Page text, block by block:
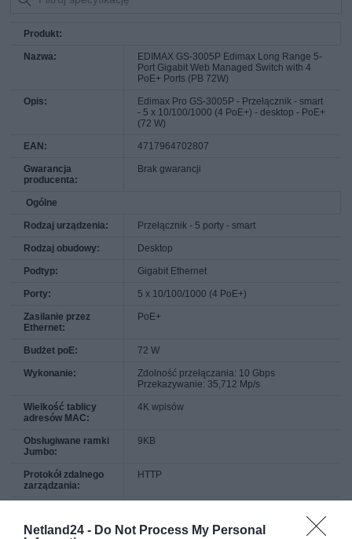
Netland24 - Do Not Process My Personal
Produkt:
Nazwa:
EDIMAX GS-3005P Edimax Long Range 5-
Port Gigabit Web Managed Switch with 4
PoE+ Ports (PB 72W)
Opis:
Edimax Pro GS-3005P - Przełącznik - smart
- 5 x 10/100/1000 (4 PoE+) - desktop - PoE+
(72 W)
EAN: 4717964702807
Gwarancja
producenta:
Brak gwarancji
Ogólne
Rodzaj urządzenia: Przełącznik - 5 porty - smart
Rodzaj obudowy: Desktop
Podtyp: Gigabit Ethernet
Porty: 5 x 10/100/1000 (4 PoE+)
Zasilanie przez
Ethernet:
PoE+
Budżet poE: 72 W
Wykonanie:
Zdolność przełączania: 10 Gbps
Przekazywanie: 35,712 Mp/s
Wielkość tablicy
adresów MAC:
4K wpisów
Obsługiwane ramki
Jumbo:
9KB
Protokół zdalnego
zarządzania:
HTTP
nasłuchiwanie IGMP, zapamiętaj i przekaż,
Broadcast Storm Control, możliwość